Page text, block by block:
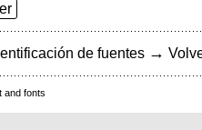
de fuentes →
and fonts